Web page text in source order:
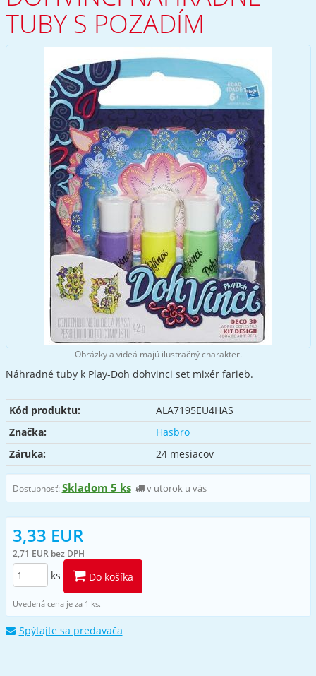
TUBY S POZADÍM
Obrázky a videá majú ilustračný charakter.
Náhradné tuby k Play-Doh dohvinci set mixér farieb.
Kód produktu:
ALA7195EU4HAS
Značka:
Hasbro
Záruka:
24 mesiacov
Dostupnosť:Skladom 5 ks v utorok u vás
3,33 EUR
2,71 EUR bez DPH
ks Do košíka
Uvedená cena je za 1 ks.
Spýtajte sa predavača